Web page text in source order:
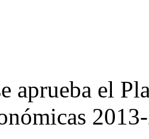
aprueba el